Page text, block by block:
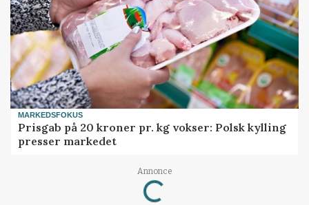
MARKEDSFOKUS
Prisgab på 20 kroner pr. kg vokser: Polsk kylling
presser markedet
Annonce
Loading...